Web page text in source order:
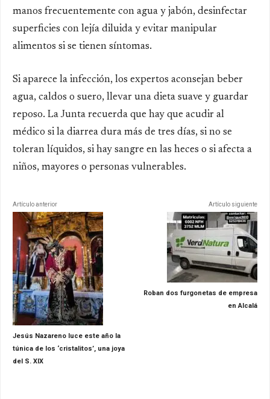
manos frecuentemente con agua y jabón, desinfectar
superficies con lejía diluida y evitar manipular
alimentos si se tienen síntomas.
Si aparece la infección, los expertos aconsejan beber
agua, caldos o suero, llevar una dieta suave y guardar
reposo. La Junta recuerda que hay que acudir al
médico si la diarrea dura más de tres días, si no se
toleran líquidos, si hay sangre en las heces o si afecta a
niños, mayores o personas vulnerables.
Artículo anterior
Jesús Nazareno luce este año la
túnica de los ‘cristalitos’, una joya
del S. XIX
Artículo siguiente
Roban dos furgonetas de empresa
en Alcalá